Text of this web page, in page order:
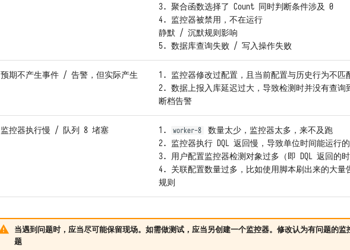
3. 聚合函数选择了 Count 同时判断条件涉及 0
4. 监控器被禁用，不在运行
静默 / 沉默规则影响
5. 数据库查询失败 / 写入操作失败
预期不产生事件 / 告警，但实际产生
1. 监控器修改过配置，且当前配置与历史行为不匹
2. 数据上报入库延迟过大，导致检测时并没有查询
断档告警
监控器执行慢 / 队列 8 堵塞 1. worker-8
数量太少，监控器太多，来不及跑
2. 监控器执行 DQL 返回慢，导致单位时间能运行
3. 用户配置监控器检测对象过多（即 DQL 返回的时
4. 关联配置数量过多，比如使用脚本刷出来的大量
规则
当遇到问题时，应当尽可能保留现场。如需做测试，应当另创建一个监控器。修改认为有问题的
题